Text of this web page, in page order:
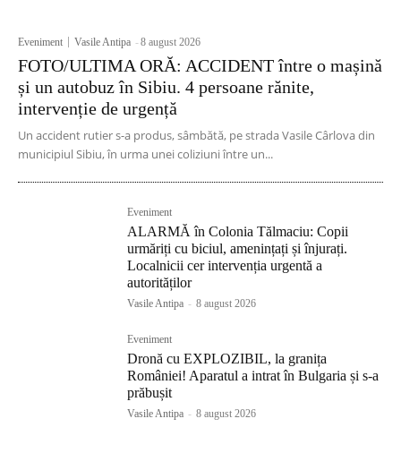
Eveniment Vasile Antipa -8 august 2026
FOTO/ULTIMA ORĂ: ACCIDENT între o mașină
și un autobuz în Sibiu. 4 persoane rănite,
intervenție de urgență
Un accident rutier s-a produs, sâmbătă, pe strada Vasile Cârlova din
municipiul Sibiu, în urma unei coliziuni între un...
Eveniment
ALARMĂ în Colonia Tălmaciu: Copii
urmăriți cu biciul, amenințați și înjurați.
Localnicii cer intervenția urgentă a
autorităților
Vasile Antipa - 8 august 2026
Eveniment
Dronă cu EXPLOZIBIL, la granița
României! Aparatul a intrat în Bulgaria și s-a
prăbușit
Vasile Antipa - 8 august 2026